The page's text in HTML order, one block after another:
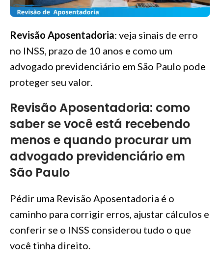
Revisão Aposentadoria: veja sinais de erro
no INSS, prazo de 10 anos e como um
advogado previdenciário em São Paulo pode
proteger seu valor.
Revisão Aposentadoria: como
saber se você está recebendo
menos e quando procurar um
advogado previdenciário em
São Paulo
Pédir uma Revisão Aposentadoria é o
caminho para corrigir erros, ajustar cálculos e
conferir se o INSS considerou tudo o que
você tinha direito.